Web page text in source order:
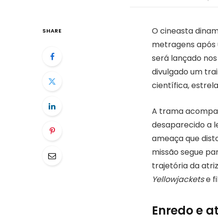
SHARE
O cineasta
metragens após
será lançado
divulgado um
científica,
A trama
desaparecido a
ameaça que
missão segue
trajetória da
Yellowjacketse
Enredo e